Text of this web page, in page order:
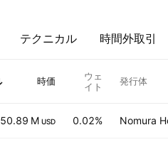
テクニカル 時間外取引
時価
ウェ
イト
発行体
50.89 M USD 0.02% Nomura